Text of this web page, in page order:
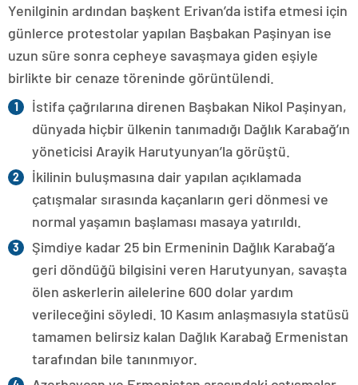
Yenilginin ardından başkent Erivan’da istifa etmesi için
günlerce protestolar yapılan Başbakan Paşinyan ise
uzun süre sonra cepheye savaşmaya giden eşiyle
birlikte bir cenaze töreninde görüntülendi.
İstifa çağrılarına direnen Başbakan Nikol Paşinyan,
dünyada hiçbir ülkenin tanımadığı Dağlık Karabağ’ın
yöneticisi Arayik Harutyunyan’la görüştü.
İkilinin buluşmasına dair yapılan açıklamada
çatışmalar sırasında kaçanların geri dönmesi ve
normal yaşamın başlaması masaya yatırıldı.
Şimdiye kadar 25 bin Ermeninin Dağlık Karabağ’a
geri döndüğü bilgisini veren Harutyunyan, savaşta
ölen askerlerin ailelerine 600 dolar yardım
verileceğini söyledi. 10 Kasım anlaşmasıyla statüsü
tamamen belirsiz kalan Dağlık Karabağ Ermenistan
tarafından bile tanınmıyor.